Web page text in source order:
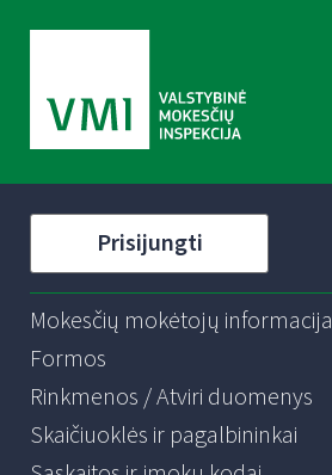
Prisijungti
Mokesčių mokėtojų informacija
Formos
Rinkmenos / Atviri duomenys
Skaičiuoklės ir pagalbininkai